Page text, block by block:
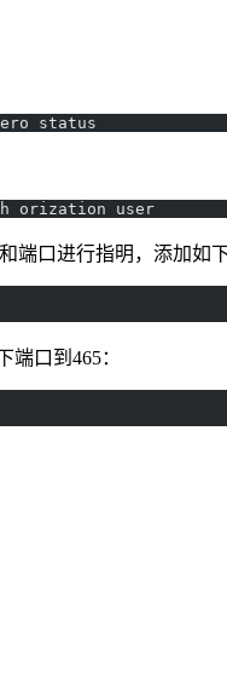
status
orization user
端口进行指明，添加如
端口到465：